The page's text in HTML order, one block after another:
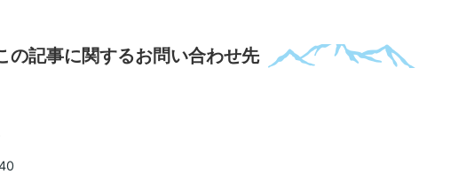
の記事に関するお問い合わせ先